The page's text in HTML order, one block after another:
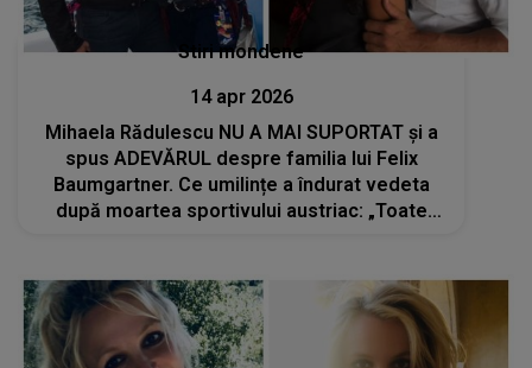
Stiri mondene
14 apr 2026
Mihaela Rădulescu NU A MAI SUPORTAT și a
spus ADEVĂRUL despre familia lui Felix
Baumgartner. Ce umilințe a îndurat vedeta
după moartea sportivului austriac: „Toate